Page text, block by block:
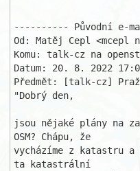
---------- Původní e-
Od: Matěj Cepl <mcepl
Komu: talk-cz na
Datum: 20. 8. 2022
Předmět: [talk-cz]
"Dobrý den,
jsou nějaké plány na
OSM? Chápu, že
vycházíme z katastru
ta katastrální